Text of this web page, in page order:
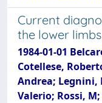
Current
the lower limbs
1984-01-01
Cotellese,
Andrea; Legnini,
Valerio; Rossi,